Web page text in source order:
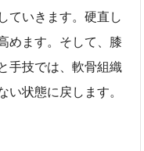
ていきます。硬直し
めます。そして、膝
手技では、軟骨組織
い状態に戻します。